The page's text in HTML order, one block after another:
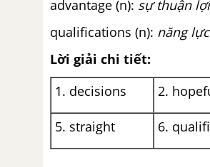
advantage (n): sự thuận
qualifications (n): năng lực
Lời giải chi tiết:
1. decisions
2.
5. straight 6.